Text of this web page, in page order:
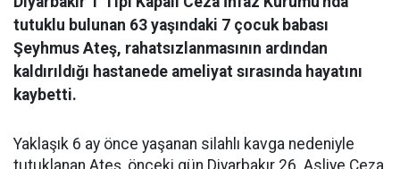
tutuklu bulunan 63 yaşındaki 7 çocuk babası
Şeyhmus Ateş, rahatsızlanmasının ardından
kaldırıldığı hastanede ameliyat sırasında hayatını
kaybetti.
Yaklaşık 6 ay önce yaşanan silahlı kavga nedeniyle
tutuklanan Ateş, önceki gün Diyarbakır 26. Asliye Ceza